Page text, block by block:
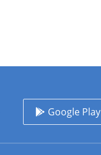
Google Play